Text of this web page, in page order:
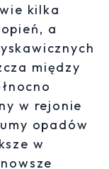
kilka
a
między
w rejonie
opadów
w